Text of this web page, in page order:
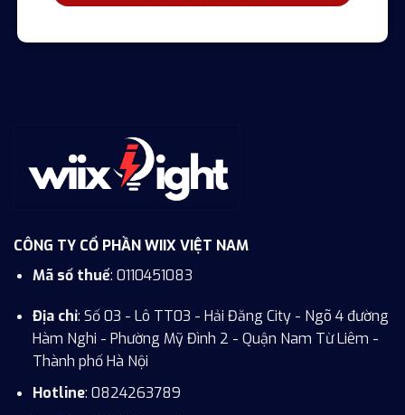
CÔNG TY CỔ PHẦN WIIX VIỆT NAM
Mã số thuế: 0110451083
Địa chỉ: Số 03 - Lô TT03 - Hải Đăng City - Ngõ 4 đường
Hàm Nghi - Phường Mỹ Đình 2 - Quận Nam Từ Liêm -
Thành phố Hà Nội
Hotline: 0824263789